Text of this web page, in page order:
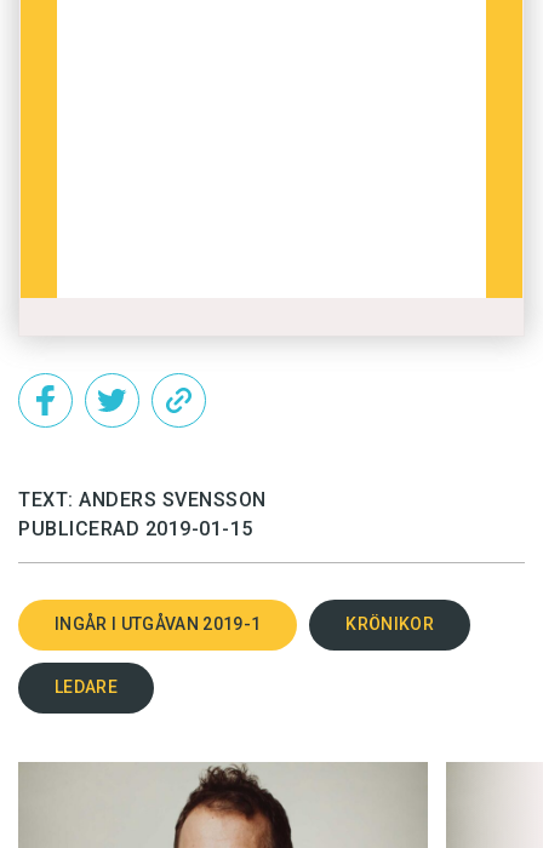
TEXT: ANDERS SVENSSON
PUBLICERAD 2019-01-15
INGÅR I UTGÅVAN 2019-1 KRÖNIKOR
LEDARE